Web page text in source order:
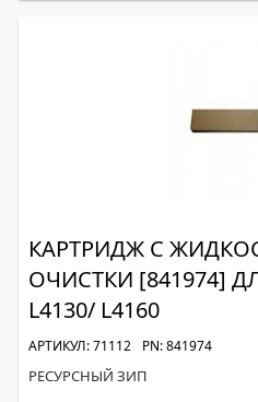
КАРТРИДЖ С
ОЧИСТКИ [841974]
L4130/ L4160
АРТИКУЛ: 71112 PN: 841974
РЕСУРСНЫЙ ЗИП